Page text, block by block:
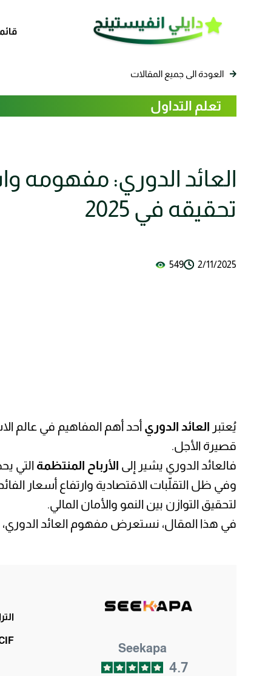
العودة الى جميع المقالات
تعلم التداول
العائد الدوري: مفهومه
تحقيقه في 2025
2/11/2025
549
يُعتبر العائد الدوري أحد أهم المفاهيم في عالم
قصيرة الأجل.
فالعائد الدوري يشير إلى الأرباح المنتظمة التي
لتحقيق التوازن بين النمو والأمان المالي.
في هذا المقال، نستعرض مفهوم العائد الدوري،
Seekapa
4.7